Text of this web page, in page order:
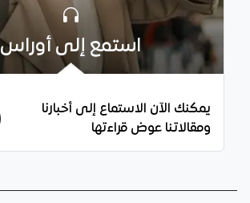
استمع إلى أوراس
يمكنك الآن الاستماع إلى أخبارنا
ومقالاتنا عوض قراءتها